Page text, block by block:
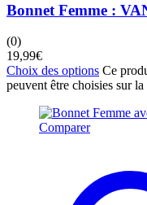
Bonnet Femme :
(0)
19,99€
Choix des options Ce
peuvent être choisies sur
Comparer